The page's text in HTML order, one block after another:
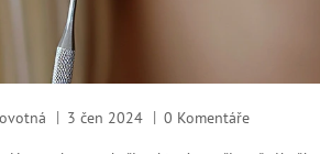
3 čen 2024 0 Komentáře